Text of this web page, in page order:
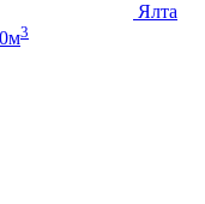
Ялта
3